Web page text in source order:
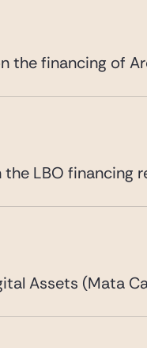
the financing of
LBO financing
Assets (Mata